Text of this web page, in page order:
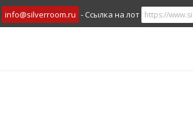
info@silverroom.ru - Ссылка на лот